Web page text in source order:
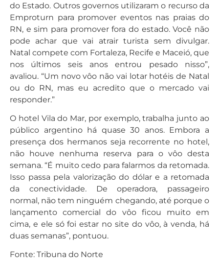
do Estado. Outros governos utilizaram o recurso da
Emproturn para promover eventos nas praias do
RN, e sim para promover fora do estado. Você não
pode achar que vai atrair turista sem divulgar.
Natal compete com Fortaleza, Recife e Maceió, que
nos últimos seis anos entrou pesado nisso”,
avaliou. “Um novo vôo não vai lotar hotéis de Natal
ou do RN, mas eu acredito que o mercado vai
responder.”
O hotel Vila do Mar, por exemplo, trabalha junto ao
público argentino há quase 30 anos. Embora a
presença dos hermanos seja recorrente no hotel,
não houve nenhuma reserva para o vôo desta
semana. “É muito cedo para falarmos da retomada.
Isso passa pela valorização do dólar e a retomada
da conectividade. De operadora, passageiro
normal, não tem ninguém chegando, até porque o
lançamento comercial do vôo ficou muito em
cima, e ele só foi estar no site do vôo, à venda, há
duas semanas”, pontuou.
Fonte: Tribuna do Norte